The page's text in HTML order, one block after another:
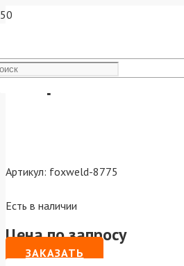
Виброплита
Артикул: foxweld-8775
Есть в наличии
Цена по запросу
ЗАКАЗАТЬ